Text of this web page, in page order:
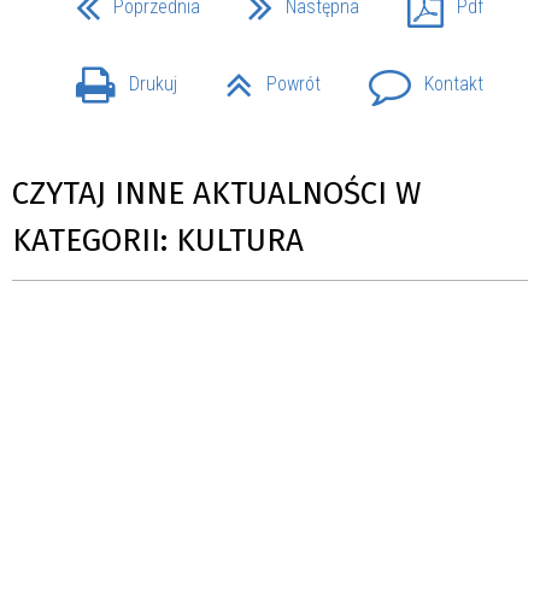
Poprzednia Następna Pdf
Drukuj Powrót Kontakt
CZYTAJ INNE AKTUALNOŚCI W
KATEGORII: KULTURA